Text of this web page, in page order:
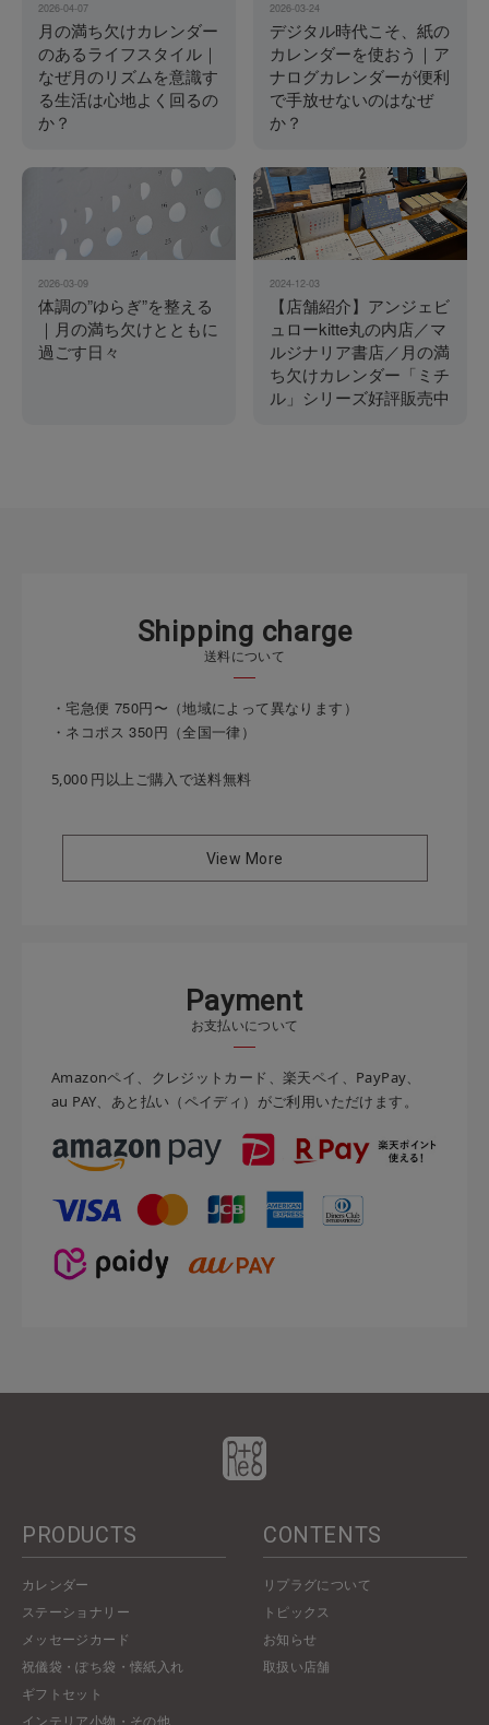
2026-04-07
月の満ち欠けカレンダー
のあるライフスタイル｜
なぜ月のリズムを意識す
る生活は心地よく回るの
か？
2026-03-24
デジタル時代こそ、紙の
カレンダーを使おう｜ア
ナログカレンダーが便利
で手放せないのはなぜ
か？
2026-03-09
体調の”ゆらぎ”を整える
｜月の満ち欠けとともに
過ごす日々
2024-12-03
【店舗紹介】アンジェビ
ュローkitte丸の内店／マ
ルジナリア書店／月の満
ち欠けカレンダー「ミチ
ル」シリーズ好評販売中
Shipping charge
送料について
・宅急便 750円〜（地域によって異なります）
・ネコポス 350円（全国一律）
5,000 円以上ご購入で送料無料
View More
Payment
お支払いについて
Amazonペイ、クレジットカード、楽天ペイ、PayPay、
au PAY、あと払い（ペイディ）がご利用いただけます。
PRODUCTS
カレンダー
ステーショナリー
メッセージカード
祝儀袋・ぽち袋・懐紙入れ
ギフトセット
インテリア小物・その他
CONTENTS
リプラグについて
トピックス
お知らせ
取扱い店舗